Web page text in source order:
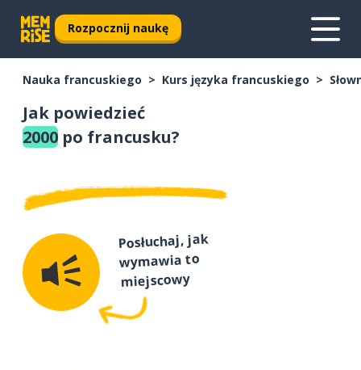
Rozpocznij naukę
Nauka francuskiego Kurs języka francuskiego
Jak powiedzieć
2000 po francusku?
Posłuchaj, jak
wymawia to
miejscowy